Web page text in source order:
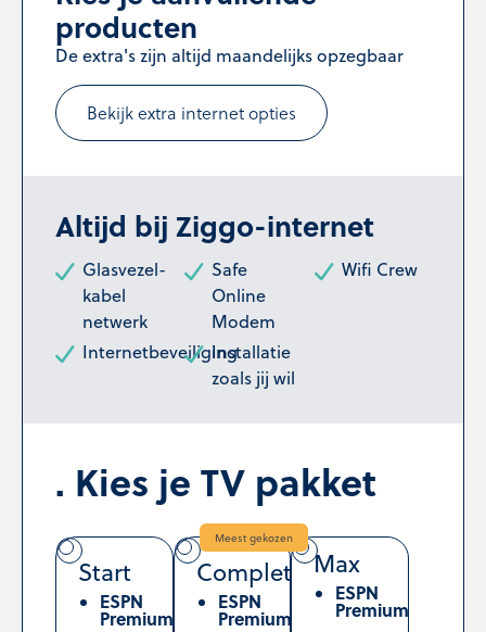
producten
De extra's zijn altijd maandelijks opzegbaar
Bekijk extra internet opties
Altijd bij Ziggo-internet
Glasvezel-
kabel
netwerk
Safe
Online
Modem
Wifi Crew
InternetbeveiligingInstallatie
zoals jij wil
Kies je TV pakket
Start
ESPN
Premium
Complete
ESPN
Premium
Meest gekozen
Max
ESPN
Premium